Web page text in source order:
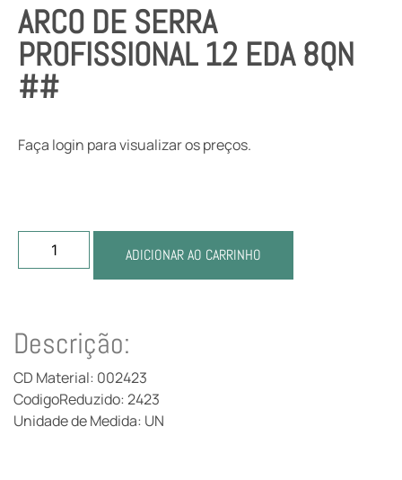
ARCO DE SERRA
PROFISSIONAL 12 EDA 8QN
##
Faça login para visualizar os preços.
ADICIONAR AO CARRINHO
Descrição:
CD Material: 002423
CodigoReduzido: 2423
Unidade de Medida: UN